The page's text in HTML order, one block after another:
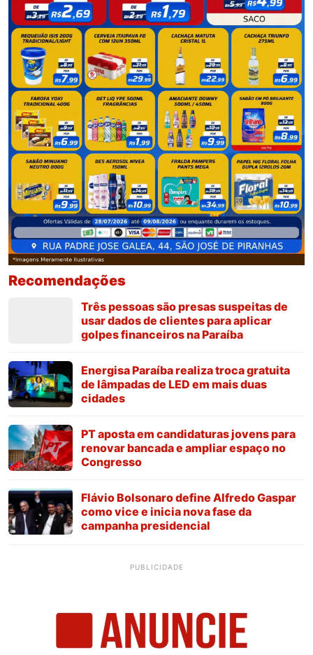
Recomendações
Três pessoas são presas suspeitas de
usar dados de clientes para aplicar
golpes financeiros na Paraíba
Energisa Paraíba realiza troca gratuita
de lâmpadas de LED em mais duas
cidades
PT aposta em candidaturas jovens para
renovar bancada e ampliar espaço no
Congresso
Flávio Bolsonaro define Alfredo Gaspar
como vice e inicia nova fase da
campanha presidencial
PUBLICIDADE